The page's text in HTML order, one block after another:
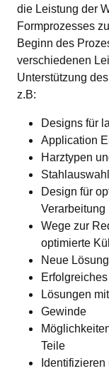
die Leistung der
Formprozesses
Beginn des
verschiedenen
Unterstützung
z.B:
Designs für
Application
Harztypen
Stahlauswahl
Design für
Verarbeitung
Wege zur
optimierte
Neue
Lösungen
Gewinde
Teile
Identifizieren